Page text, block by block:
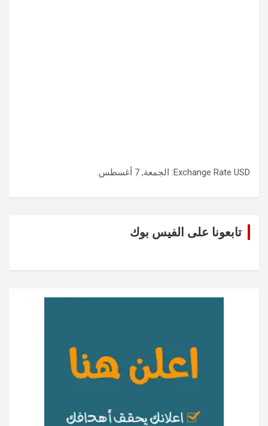
Exchange Rate USD : الجمعة, 7 أغسطس.
تابعونا على الفيس بوك